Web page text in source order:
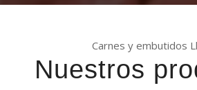
Carnes y embutidos
Nuestros